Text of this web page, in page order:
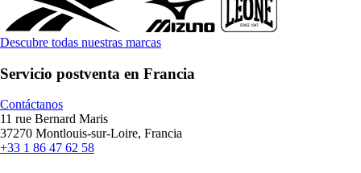
Descubre todas nuestras marcas
Servicio postventa en Francia
Contáctanos
11 rue Bernard Maris
37270 Montlouis-sur-Loire, Francia
+33 1 86 47 62 58